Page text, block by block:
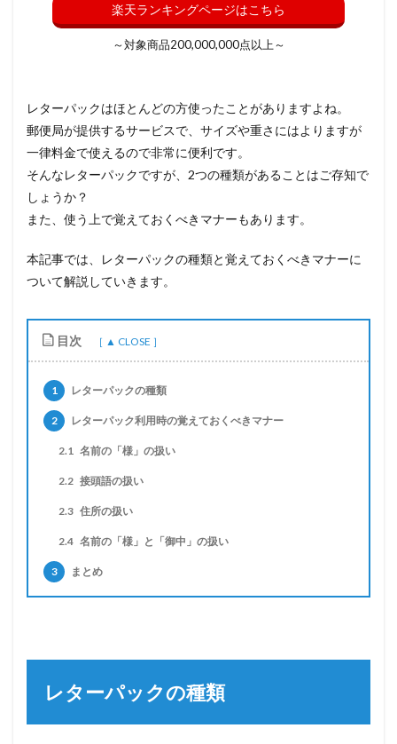
楽天ランキングページはこちら
～対象商品200,000,000点以上～
レターパックはほとんどの方使ったことがありますよね。
郵便局が提供するサービスで、サイズや重さにはよりますが
一律料金で使えるので非常に便利です。
そんなレターパックですが、2つの種類があることはご存知で
しょうか？
また、使う上で覚えておくべきマナーもあります。
本記事では、レターパックの種類と覚えておくべきマナーに
ついて解説していきます。
目次
1 レターパックの種類
2 レターパック利用時の覚えておくべきマナー
2.1 名前の「様」の扱い
2.2 接頭語の扱い
2.3 住所の扱い
2.4 名前の「様」と「御中」の扱い
3 まとめ
レターパックの種類